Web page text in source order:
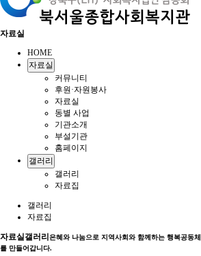
자료실
HOME
자료실
커뮤니티
후원·자원봉사
자료실
동별 사업
기관소개
부설기관
홈페이지
갤러리
갤러리
자료집
갤러리
자료집
자료실갤러리 은혜와 나눔으로 지역사회와 함께하는 행복공동체
를 만들어갑니다.